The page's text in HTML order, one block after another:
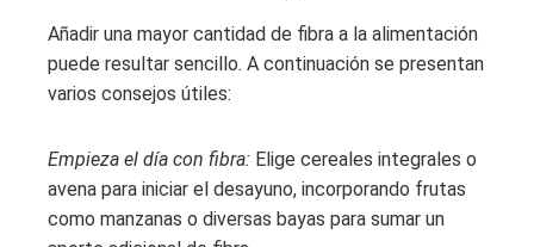
Añadir una mayor cantidad de fibra a la alimentación
puede resultar sencillo. A continuación se presentan
varios consejos útiles:
Empieza el día con fibra: Elige cereales integrales o
avena para iniciar el desayuno, incorporando frutas
como manzanas o diversas bayas para sumar un